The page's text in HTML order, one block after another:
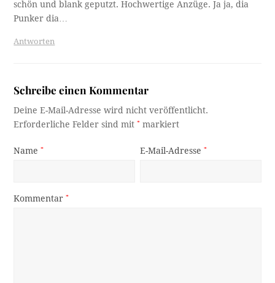
schön und blank geputzt. Hochwertige Anzüge. Ja ja, dia
Punker dia…
Antworten
Schreibe einen Kommentar
Deine E-Mail-Adresse wird nicht veröffentlicht.
Erforderliche Felder sind mit* markiert
Name* E-Mail-Adresse*
Kommentar*